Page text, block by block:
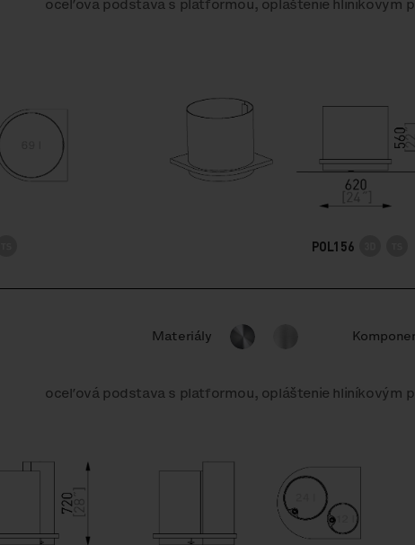
oceľová podstava s platformou, opláštenie hliníkovým
POL156
Materiály
oceľová podstava s platformou, opláštenie hliníkovým